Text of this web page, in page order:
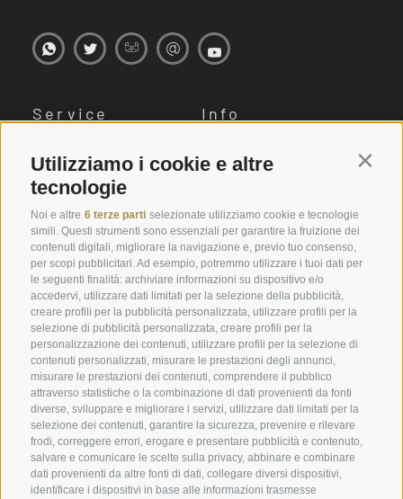
Utilizziamo i cookie e altre
tecnologie
Noi e altre 6 terze parti selezionate utilizziamo cookie e tecnologie
simili. Questi strumenti sono essenziali per garantire la fruizione dei
contenuti digitali, migliorare la navigazione e, previo tuo consenso,
per scopi pubblicitari. Ad esempio, potremmo utilizzare i tuoi dati per
le seguenti finalità: archiviare informazioni su dispositivo e/o
accedervi, utilizzare dati limitati per la selezione della pubblicità,
creare profili per la pubblicità personalizzata, utilizzare profili per la
selezione di pubblicità personalizzata, creare profili per la
personalizzazione dei contenuti, utilizzare profili per la selezione di
contenuti personalizzati, misurare le prestazioni degli annunci,
misurare le prestazioni dei contenuti, comprendere il pubblico
attraverso statistiche o la combinazione di dati provenienti da fonti
diverse, sviluppare e migliorare i servizi, utilizzare dati limitati per la
selezione dei contenuti, garantire la sicurezza, prevenire e rilevare
frodi, correggere errori, erogare e presentare pubblicità e contenuto,
salvare e comunicare le scelte sulla privacy, abbinare e combinare
dati provenienti da altre fonti di dati, collegare diversi dispositivi,
identificare i dispositivi in base alle informazioni trasmesse
Service
Engels Park
Prenota online
Buoni
Offerte
Camere last minute
Camere & Suite
Richiedi ora
Posizione e arrivo
Info
Voci dal Plunhof
Download
Meteo
Webcam
Newsletter
Recensioni
Social Wall
Awards
Hotel Plunhof